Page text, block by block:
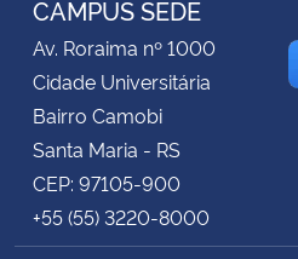
Secretaria-Geral
Secretaria de Governo
Gabinete de Segurança Institucional
Advocacia-Geral da União
CAMPUS SEDE
Av. Roraima nº 1000
Cidade Universitária
Bairro Camobi
Santa Maria - RS
CEP: 97105-900
+55 (55) 3220-8000